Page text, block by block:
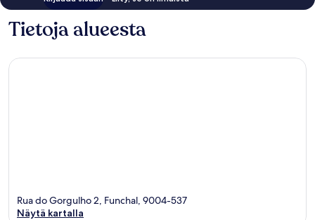
Tietoja alueesta
Rua do Gorgulho 2, Funchal, 9004-537
Näytä kartalla